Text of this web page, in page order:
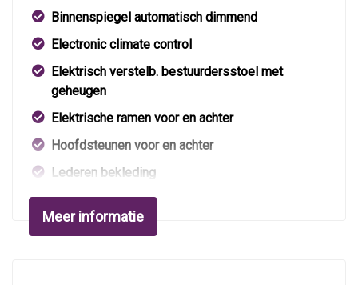
Binnenspiegel automatisch dimmend
Electronic climate control
Elektrisch verstelb. bestuurdersstoel met
geheugen
Elektrische ramen voor en achter
Hoofdsteunen voor en achter
Lederen bekleding
Lederen interieur
Lederen versnellingspook
Meer informatie